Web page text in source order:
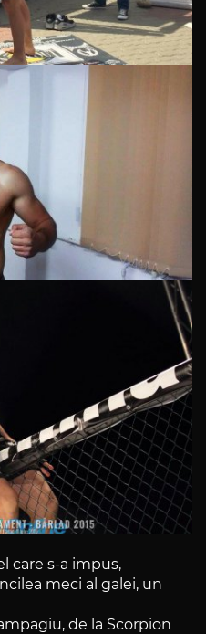
care s-a impus,
meci al galei, un
de la Scorpion